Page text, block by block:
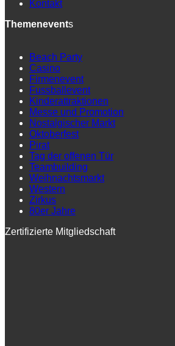
Kontakt
Themenevents
Beach Party
Casino
Firmenevent
Fussballevent
Kinderattraktionen
Messe und Promotion
Nostalgischer Markt
Oktoberfest
Pirat
Tag der offenen Tür
Teambuilding
Weihnachtsmarkt
Western
Zirkus
80er Jahre
Zertifizierte Mitgliedschaft